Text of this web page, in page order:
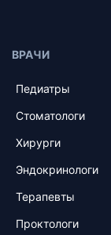
ВРАЧИ
Педиатры
Стоматологи
Хирурги
Эндокринологи
Терапевты
Проктологи